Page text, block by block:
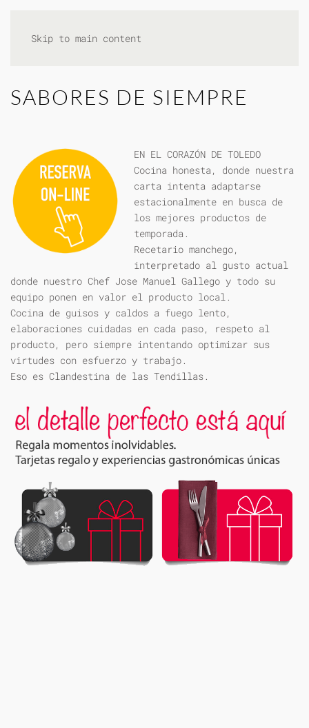
Skip to main content
SABORES DE SIEMPRE
EN EL CORAZÓN DE TOLEDO
Cocina honesta, donde nuestra
carta intenta adaptarse
estacionalmente en busca de
los mejores productos de
temporada.
Recetario manchego,
interpretado al gusto actual
donde nuestro Chef Jose Manuel Gallego y todo su
equipo ponen en valor el producto local.
Cocina de guisos y caldos a fuego lento,
elaboraciones cuidadas en cada paso, respeto al
producto, pero siempre intentando optimizar sus
virtudes con esfuerzo y trabajo.
Eso es Clandestina de las Tendillas.